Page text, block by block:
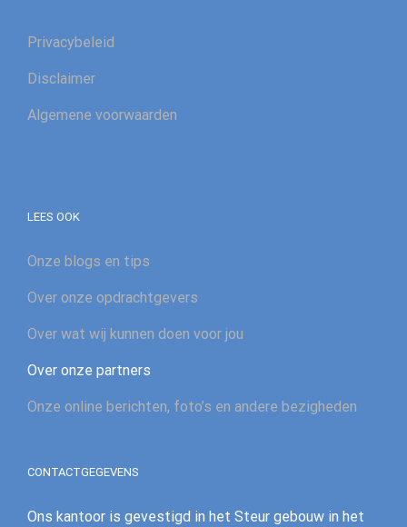
Privacybeleid
Disclaimer
Algemene voorwaarden
LEES OOK
Onze blogs en tips
Over onze opdrachtgevers
Over wat wij kunnen doen voor jou
Over onze partners
Onze online berichten, foto’s en andere bezigheden
CONTACTGEGEVENS
Ons kantoor is gevestigd in het Steur gebouw in het